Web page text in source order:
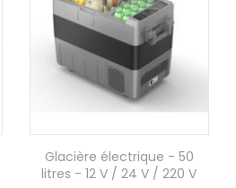
Glacière électrique - 50
litres - 12 V / 24 V / 220 V